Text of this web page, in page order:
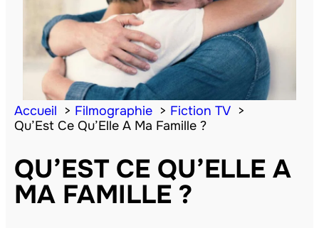
Accueil Filmographie
Fiction TV
Qu’Est Ce Qu’Elle A Ma Famille ?
QU’EST CE QU’ELLE A
MA FAMILLE ?